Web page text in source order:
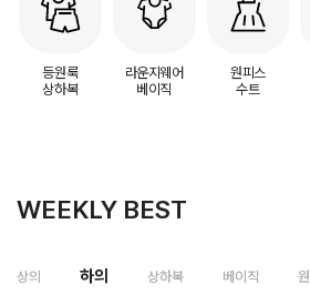
등원룩
상하복
라운지웨어
베이직
원피스
수트
WEEKLY BEST
상의 하의 상하복 베이직